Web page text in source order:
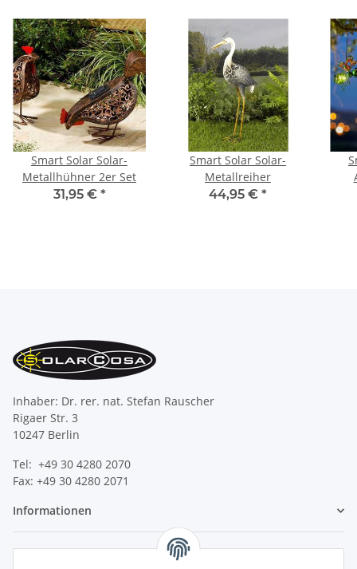
Smart Solar Solar-
Metallhühner 2er Set
31,95 € *
Smart Solar Solar-
Metallreiher
44,95 € *
Inhaber: Dr. rer. nat. Stefan Rauscher
Rigaer Str. 3
10247 Berlin
Tel: +49 30 4280 2070
Fax: +49 30 4280 2071
Informationen
Gesetzliche Informationen